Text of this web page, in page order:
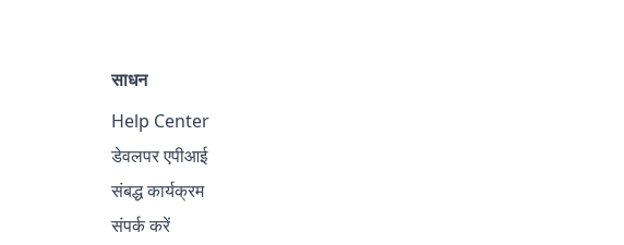
साधन
Help Center
डेवलपर एपीआई
संबद्ध कार्यक्रम
संपर्क करें